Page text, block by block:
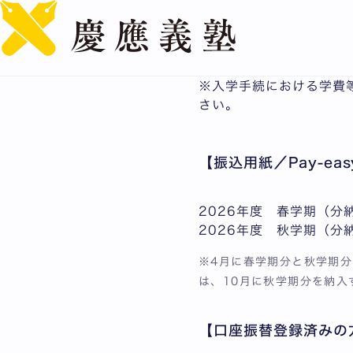
【学部】学費
※入学手続における学費
さい。
【振込用紙／Pay-
2026年度 春学期（分
2026年度 秋学期（分
※4月に春学期分と秋学期
は、10月に秋学期分を納入
【口座振替登録済み